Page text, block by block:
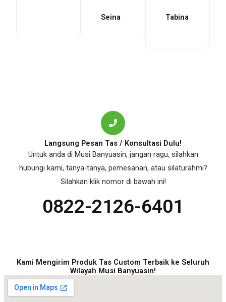
Seina Tabina
Langsung Pesan Tas / Konsultasi Dulu!
Untuk anda di Musi Banyuasin, jangan ragu, silahkan
hubungi kami, tanya-tanya, pemesanan, atau silaturahmi?
Silahkan klik nomor di bawah ini!
0822-2126-6401
Kami Mengirim Produk Tas Custom Terbaik ke Seluruh
Wilayah Musi Banyuasin!